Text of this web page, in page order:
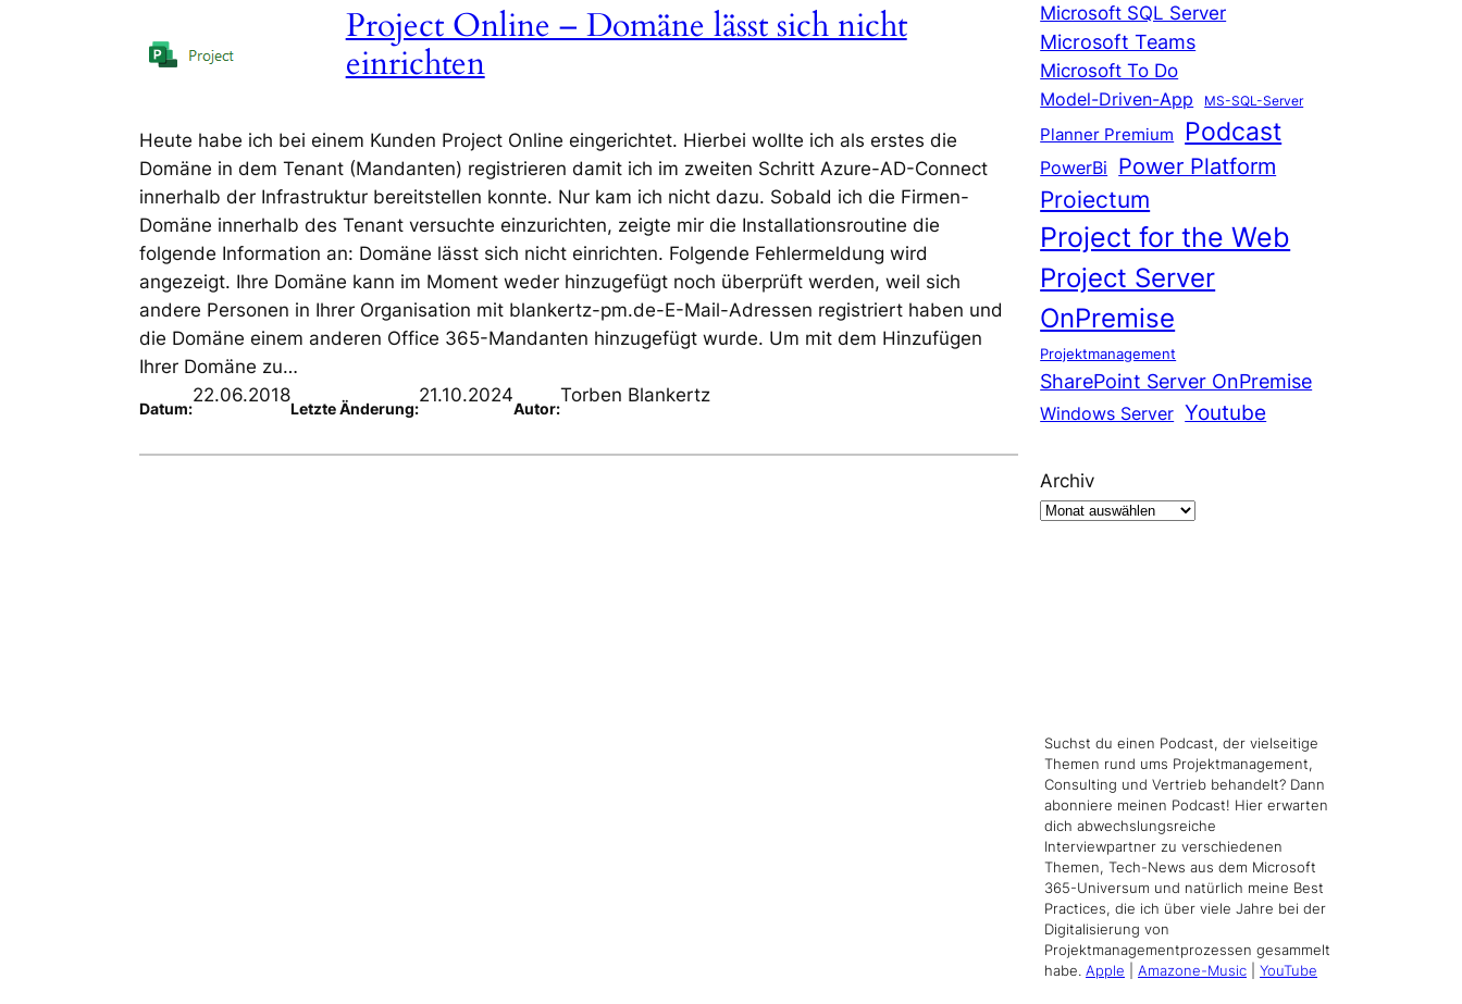
Project Online – Domäne lässt sich nicht
einrichten
Heute habe ich bei einem Kunden Project Online eingerichtet. Hierbei wollte ich als erstes die
Domäne in dem Tenant (Mandanten) registrieren damit ich im zweiten Schritt Azure-AD-Connect
innerhalb der Infrastruktur bereitstellen konnte. Nur kam ich nicht dazu. Sobald ich die Firmen-
Domäne innerhalb des Tenant versuchte einzurichten, zeigte mir die Installationsroutine die
folgende Information an: Domäne lässt sich nicht einrichten. Folgende Fehlermeldung wird
angezeigt. Ihre Domäne kann im Moment weder hinzugefügt noch überprüft werden, weil sich
andere Personen in Ihrer Organisation mit blankertz-pm.de-E-Mail-Adressen registriert haben und
die Domäne einem anderen Office 365-Mandanten hinzugefügt wurde. Um mit dem Hinzufügen
Ihrer Domäne zu…
Datum:
22.06.2018
Letzte Änderung:
21.10.2024
Autor:
Torben Blankertz
Microsoft SQL Server
Microsoft Teams
Microsoft To Do
Model-Driven-App MS-SQL-Server
Planner Premium Podcast
PowerBi Power Platform
Proiectum
Project for the Web
Project Server
OnPremise
Projektmanagement
SharePoint Server OnPremise
Windows Server Youtube
Archiv
Suchst du einen Podcast, der vielseitige
Themen rund ums Projektmanagement,
Consulting und Vertrieb behandelt? Dann
abonniere meinen Podcast! Hier erwarten
dich abwechslungsreiche
Interviewpartner zu verschiedenen
Themen, Tech-News aus dem Microsoft
365-Universum und natürlich meine Best
Practices, die ich über viele Jahre bei der
Digitalisierung von
Projektmanagementprozessen gesammelt
habe. Apple Amazone-Music YouTube